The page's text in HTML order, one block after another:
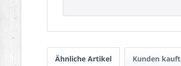
Ähnliche Artikel Kunden